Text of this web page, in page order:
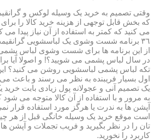
وقتی تصمیم به خرید یک وسیله لوکس و
که بخش قابل توجهی از هزینه خرید کالا را
می کنید که کمتر به استفاده از آن نیاز پیدا می
٣٦ برنامه شست وشوی یک لباسشویی
از این برنامه ها برای شست وشوی لباس
در سال لباس پشمی می شویید؟! و اصولا آیا
تکه لباس پشمی لباسشویی روشن می کنید؟
اول بسیار فریبنده به نظر می رسند و باعث
یک تصمیم آنی و عجولانه پول زیادی بابت خرید
به مرور و با استفاده از آن کالا متوجه می شود
آپشن ها به ندرت یا هرگز مورد استفاده قرار نمی
است موقع خرید یک وسیله خانگی قبل از هر
تان را در نظر بگیرید و فریب تجملات و آپشن
کاربرد را نخورید.